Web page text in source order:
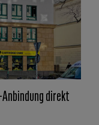
Anbindung direkt